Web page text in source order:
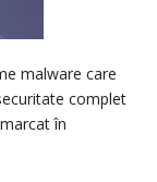
malware care
complet
în